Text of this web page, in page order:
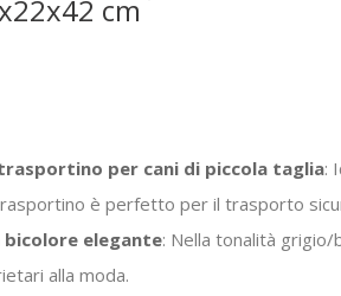
cm
per cani di piccola taglia:
è perfetto per il trasporto
bicolore elegante: Nella tonalità
alla moda.